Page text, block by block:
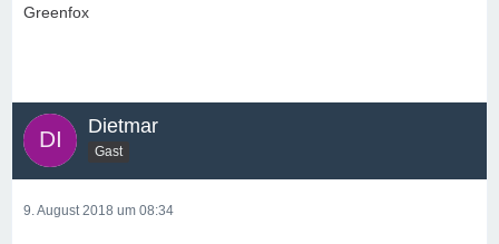
Greenfox
Dietmar
Gast
9. August 2018 um 08:34